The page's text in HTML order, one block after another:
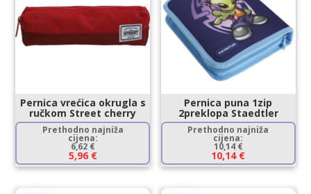
Pernica vrećica okrugla s
ručkom Street cherry
Prethodno najniža
cijena:
6,62 €
5,96 €
Pernica puna 1zip
2preklopa Staedtler
Prethodno najniža
cijena:
10,14 €
10,14 €